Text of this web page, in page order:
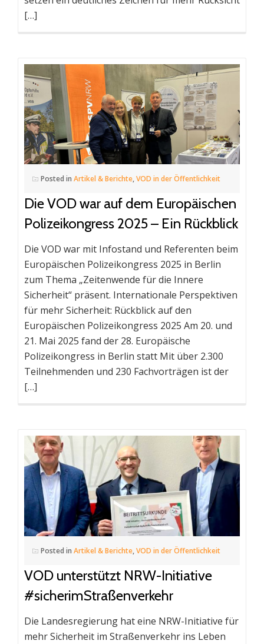
[…]
Posted in Artikel & Berichte,VOD in der Öffentlichkeit
Die VOD war auf dem Europäischen
Polizeikongress 2025 – Ein Rückblick
Die VOD war mit Infostand und Referenten beim
Europäischen Polizeikongress 2025 in Berlin
zum Thema „Zeitenwende für die Innere
Sicherheit“ präsent. Internationale Perspektiven
für mehr Sicherheit: Rückblick auf den
Europäischen Polizeikongress 2025 Am 20. und
21. Mai 2025 fand der 28. Europäische
Polizeikongress in Berlin statt Mit über 2.300
Teilnehmenden und 230 Fachvorträgen ist der
[…]
Posted in Artikel & Berichte,VOD in der Öffentlichkeit
VOD unterstützt NRW-Initiative
#sicherimStraßenverkehr
Die Landesregierung hat eine NRW-Initiative für
mehr Sicherheit im Straßenverkehr ins Leben